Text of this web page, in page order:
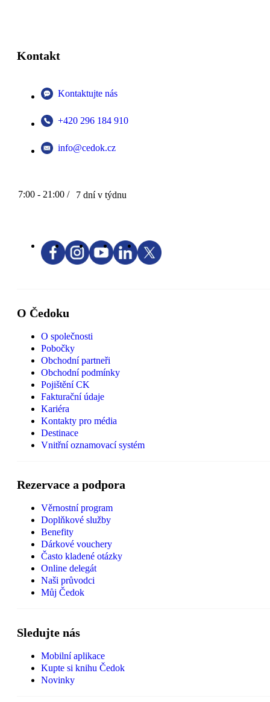
Kontakt
Kontaktujte nás
+420 296 184 910
info@cedok.cz
7:00 - 21:00 / 7 dní v týdnu
O Čedoku
O společnosti
Pobočky
Obchodní partneři
Obchodní podmínky
Pojištění CK
Fakturační údaje
Kariéra
Kontakty pro média
Destinace
Vnitřní oznamovací systém
Rezervace a podpora
Věrnostní program
Doplňkové služby
Benefity
Dárkové vouchery
Často kladené otázky
Online delegát
Naši průvodci
Můj Čedok
Sledujte nás
Mobilní aplikace
Kupte si knihu Čedok
Novinky